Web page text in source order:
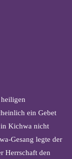
heiligen
ein Gebet
Kichwa nicht
Gesang legte der
Herrschaft den